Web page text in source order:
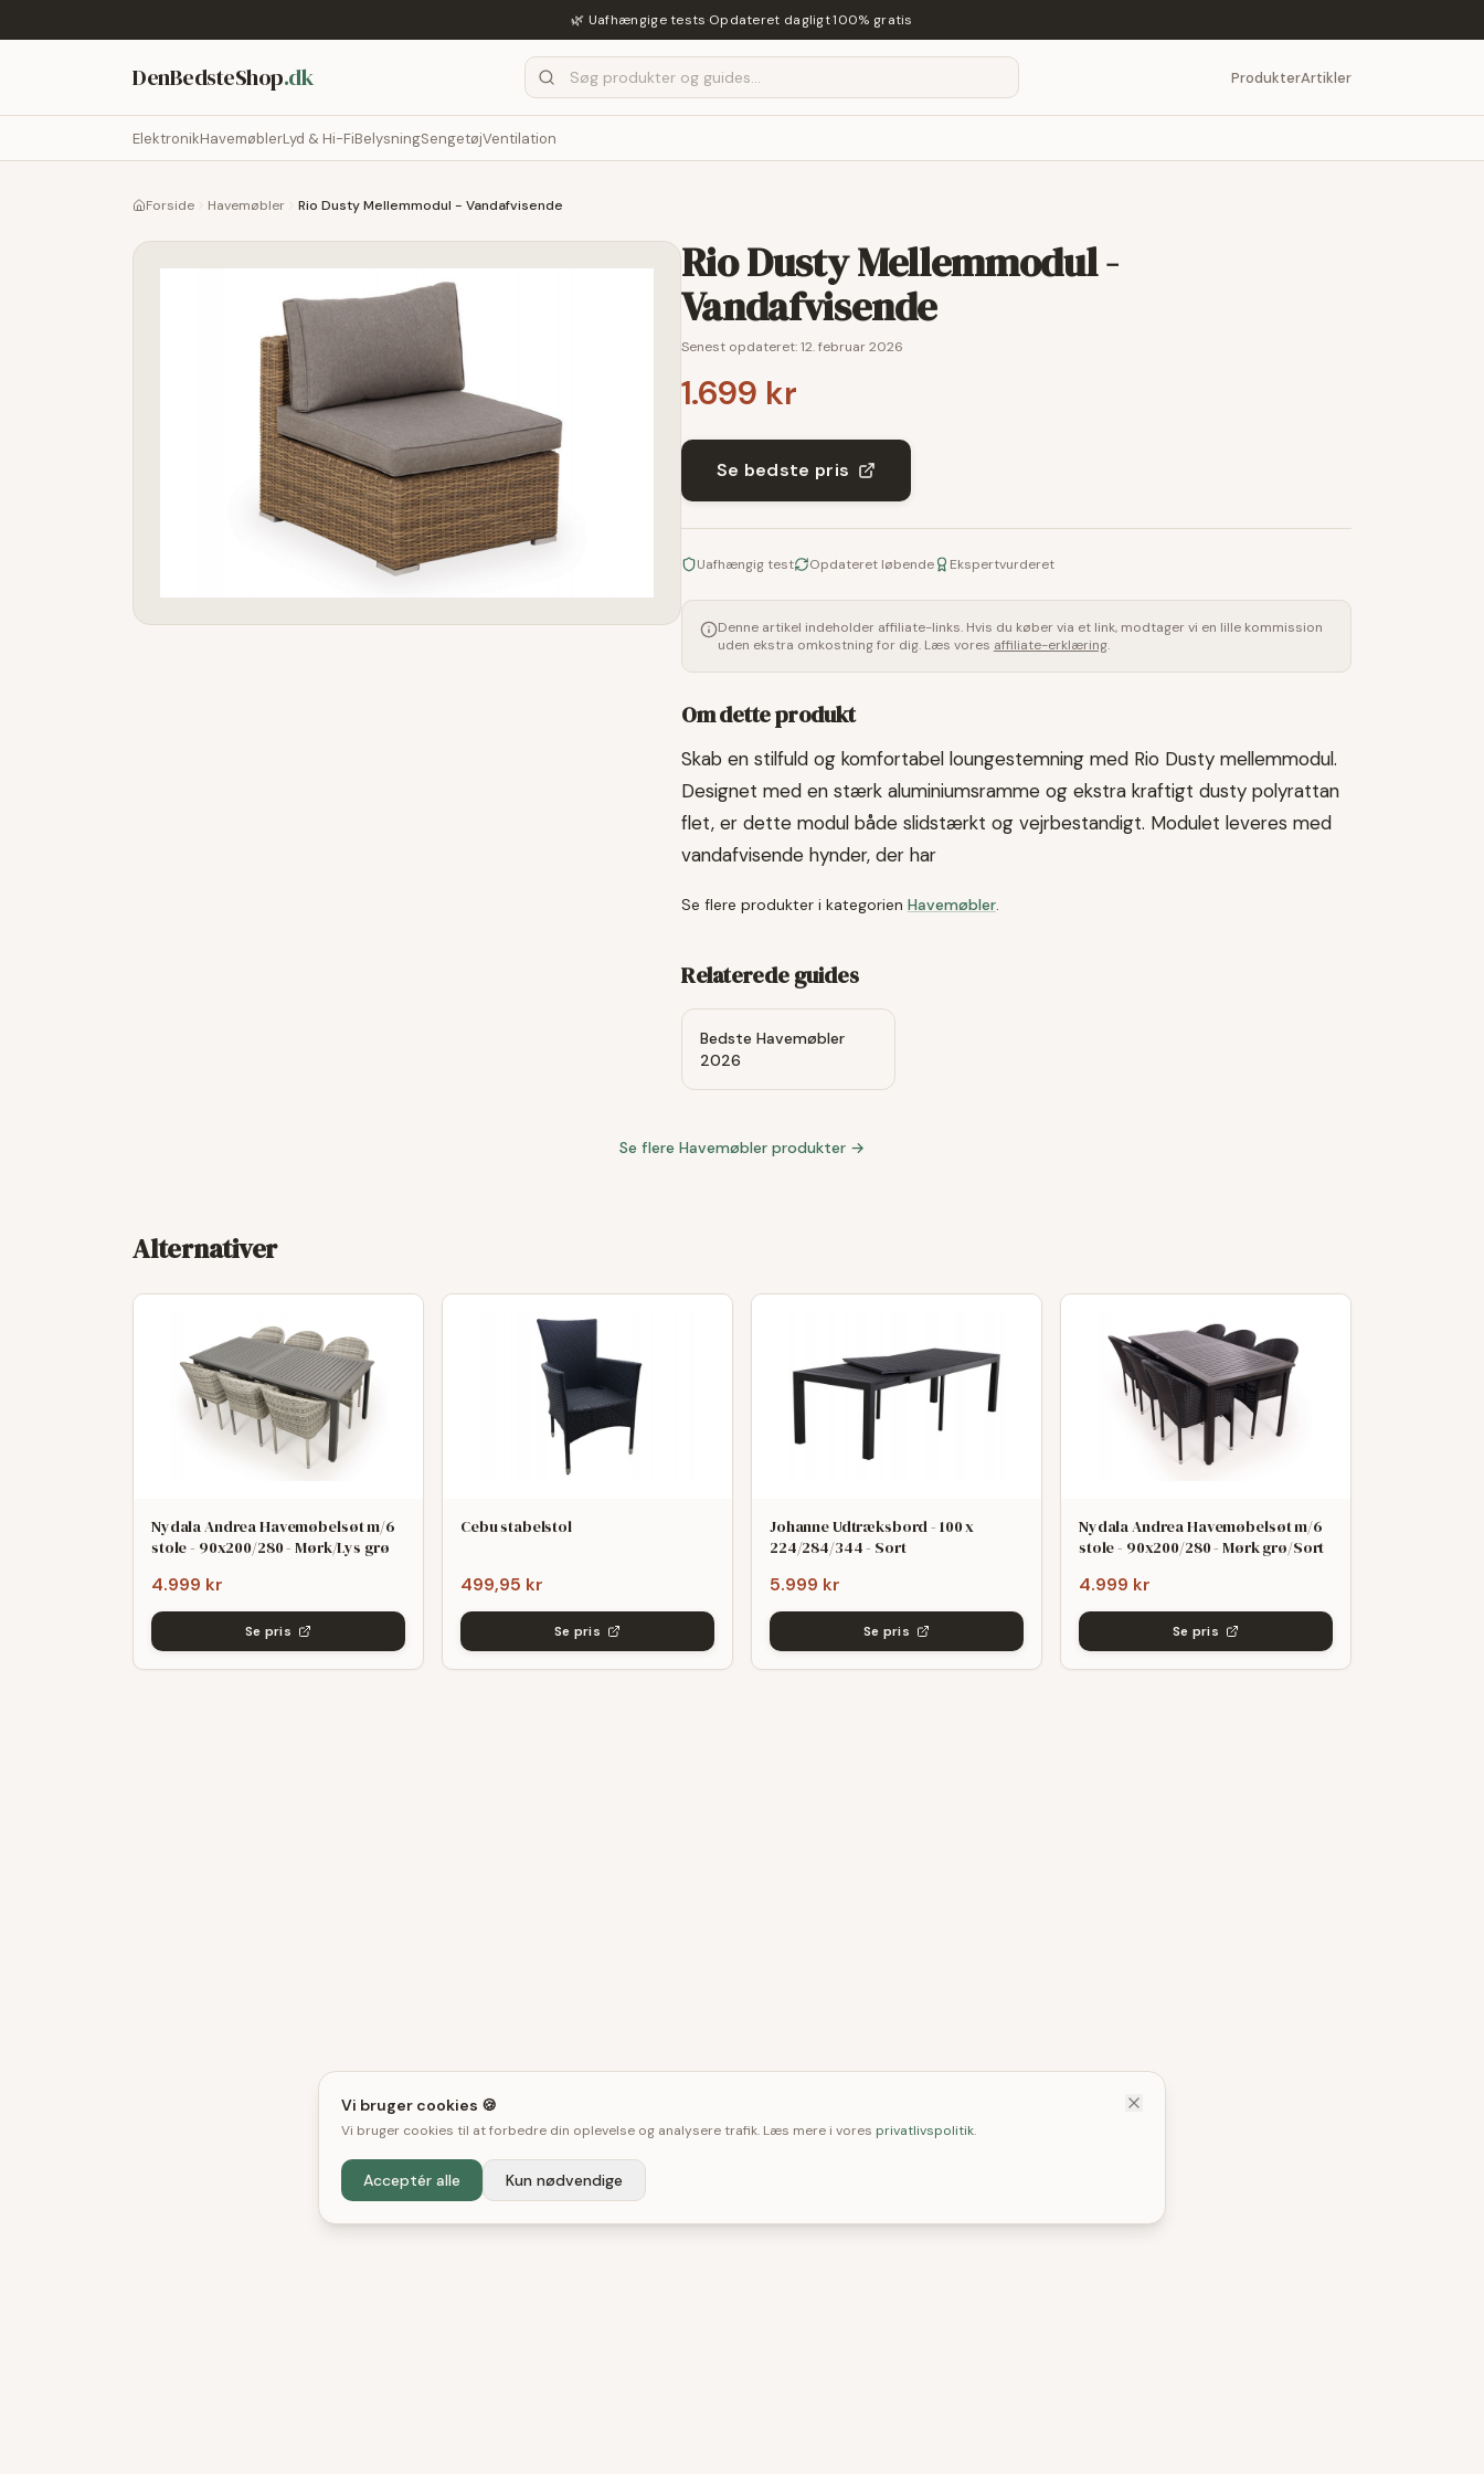
🌿 Uafhængige tests·Opdateret dagligt·100% gratis
DenBedsteShop.dk ProdukterArtikler
ElektronikHavemøblerLyd & Hi-FiBelysningSengetøjVentilation
Forside Havemøbler Rio Dusty Mellemmodul - Vandafvisende
Rio Dusty Mellemmodul -
Vandafvisende
Senest opdateret:12. februar 2026
1.699 kr
Se bedste pris
Uafhængig test Opdateret løbende Ekspertvurderet
Denne artikel indeholder affiliate-links. Hvis du køber via et link, modtager vi en lille kommission
uden ekstra omkostning for dig. Læs vores affiliate-erklæring.
Om dette produkt
Skab en stilfuld og komfortabel loungestemning med Rio Dusty mellemmodul.
Designet med en stærk aluminiumsramme og ekstra kraftigt dusty polyrattan
flet, er dette modul både slidstærkt og vejrbestandigt. Modulet leveres med
vandafvisende hynder, der har
Se flere produkter i kategorien Havemøbler.
Relaterede guides
Bedste Havemøbler
2026
Se flere Havemøbler produkter →
Alternativer
Nydala Andrea Havemøbelsøt m/6
stole - 90x200/280 - Mørk/Lys grø
4.999 kr
Se pris
Cebu stabelstol
499,95 kr
Se pris
Johanne Udtræksbord - 100 x
224/284/344 - Sort
5.999 kr
Se pris
Nydala Andrea Havemøbelsøt m/6
stole - 90x200/280 - Mørk grø/Sort
4.999 kr
Se pris
Vi bruger cookies 🍪
Vi bruger cookies til at forbedre din oplevelse og analysere trafik. Læs mere i vores privatlivspolitik.
Acceptér alle Kun nødvendige